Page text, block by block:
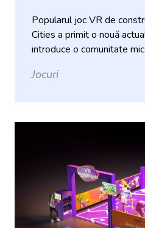
Popularul joc VR de
Cities a primit o nouă
introduce o comunitate
Jocuri